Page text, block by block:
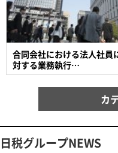
合同会社における法人社員
対する業務執行…
カ
日税グループNEWS